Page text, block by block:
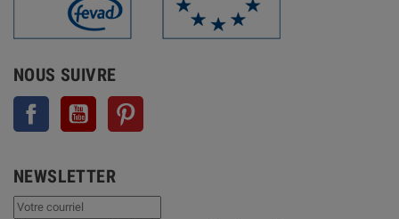
NOUS SUIVRE
Facebook YouTube
NEWSLETTER